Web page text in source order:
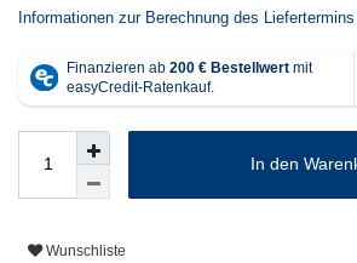
Informationen zur Berechnung des
In den
Wunschliste